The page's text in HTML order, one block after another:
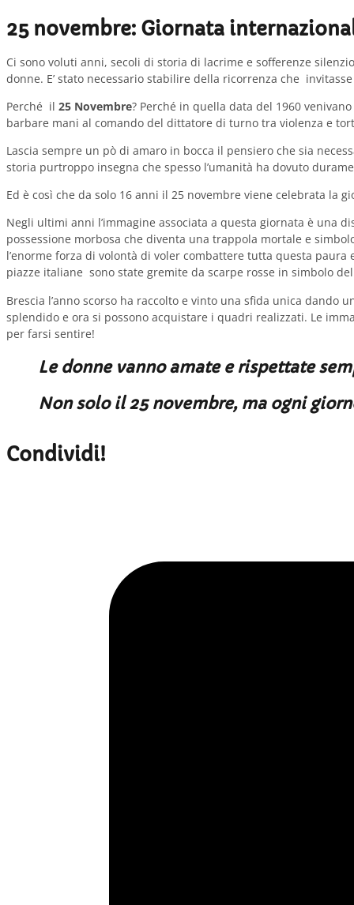
25 novembre: Giornata
Ci sono voluti anni, secoli di storia di lacrime e sofferenze
donne. E’ stato necessario stabilire della ricorrenza che
Perché il 25 Novembre? Perché in quella data del 1960
barbare mani al comando del dittatore di turno tra violenza e
Lascia sempre un pò di amaro in bocca il pensiero che sia
storia purtroppo insegna che spesso l’umanità ha dovuto
Ed è così che da solo 16 anni il 25 novembre viene celebrata la
Negli ultimi anni l’immagine associata a questa giornata è una
possessione morbosa che diventa una trappola mortale e
l’enorme forza di volontà di voler combattere tutta questa
piazze italiane sono state gremite da scarpe rosse in simbolo
Brescia l’anno scorso ha raccolto e vinto una sfida unica dando
splendido e ora si possono acquistare i quadri realizzati. Le
per farsi sentire!
Le donne vanno amate e rispettate
Non solo il 25 novembre, ma ogni
Condividi!